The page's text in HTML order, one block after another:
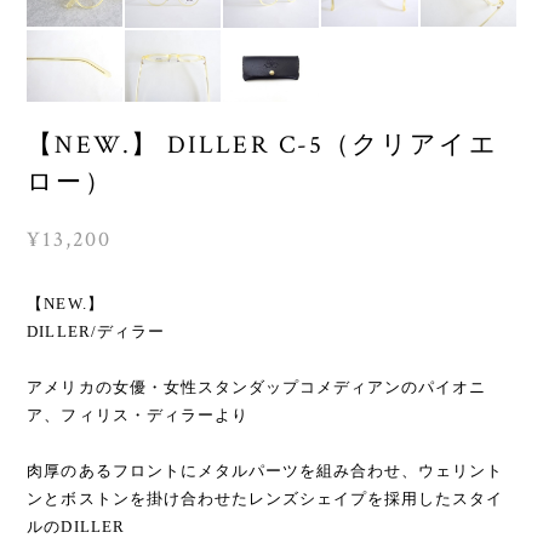
【NEW.】 DILLER C-5（クリアイエ
ロー）
¥13,200
【NEW.】
DILLER/ディラー
アメリカの女優・女性スタンダップコメディアンのパイオニ
ア、フィリス・ディラーより
肉厚のあるフロントにメタルパーツを組み合わせ、ウェリント
ンとボストンを掛け合わせたレンズシェイプを採用したスタイ
ルのDILLER